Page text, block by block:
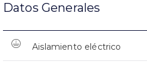
Datos Generales
Aislamiento eléctrico